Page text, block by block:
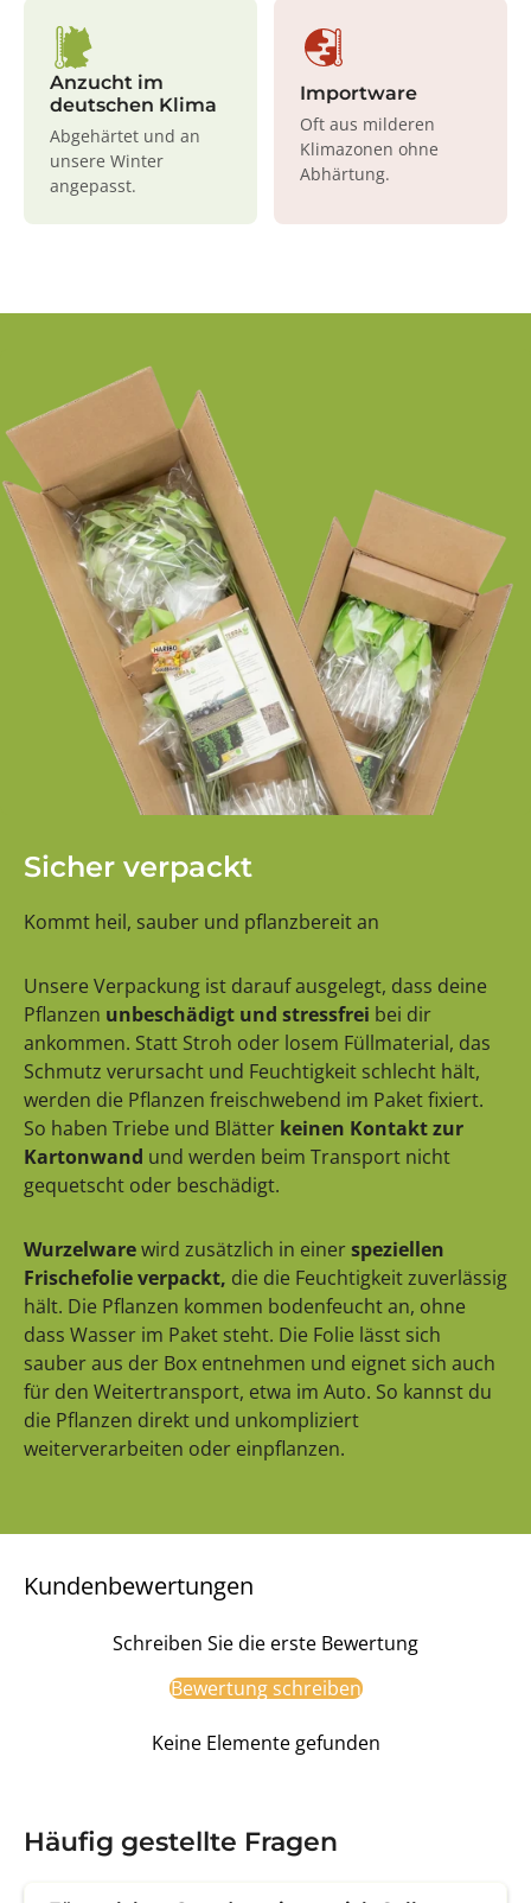
Anzucht im
deutschen Klima
Abgehärtet und an
unsere Winter
angepasst.
Importware
Oft aus milderen
Klimazonen ohne
Abhärtung.
Sicher verpackt
Kommt heil, sauber und pflanzbereit an
Unsere Verpackung ist darauf ausgelegt, dass deine
Pflanzen unbeschädigt und stressfrei bei dir
ankommen. Statt Stroh oder losem Füllmaterial, das
Schmutz verursacht und Feuchtigkeit schlecht hält,
werden die Pflanzen freischwebend im Paket fixiert.
So haben Triebe und Blätter keinen Kontakt zur
Kartonwand und werden beim Transport nicht
gequetscht oder beschädigt.
Wurzelwarewird zusätzlich in einerspeziellen
Frischefolie verpackt, die die Feuchtigkeit zuverlässig
hält. Die Pflanzen kommen bodenfeucht an, ohne
dass Wasser im Paket steht. Die Folie lässt sich
sauber aus der Box entnehmen und eignet sich auch
für den Weitertransport, etwa im Auto. So kannst du
die Pflanzen direkt und unkompliziert
weiterverarbeiten oder einpflanzen.
Kundenbewertungen
Schreiben Sie die erste Bewertung
Bewertung schreiben
Keine Elemente gefunden
Häufig gestellte Fragen